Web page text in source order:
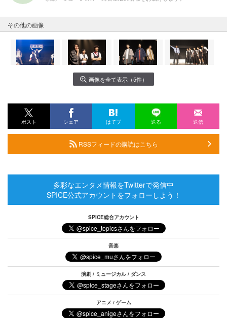
その他の画像
画像を全て表示（5件）
ポスト シェア はてブ 送る 送信
RSSフィードの購読はこちら
多彩なエンタメ情報をTwitterで発信中
SPICE公式アカウントをフォローしよう！
SPICE総合アカウント
音楽
演劇 / ミュージカル / ダンス
アニメ / ゲーム